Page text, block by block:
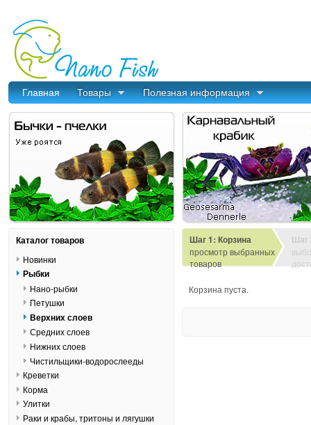
Главная Товары Полезная информация
Шаг 1: Корзина
просмотр выбранных
товаров
Шаг
Корзина пуста.
Каталог товаров
Новинки
Рыбки
Нано-рыбки
Петушки
Верхних слоев
Средних слоев
Нижних слоев
Чистильщики-водорослееды
Креветки
Корма
Улитки
Раки и крабы, тритоны и лягушки